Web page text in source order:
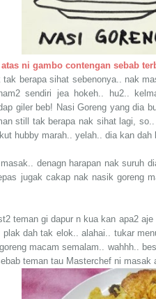
ni gambo contengan sebab
tak berapa sihat sebenonya.. nak
sendiri jea hokeh.. hu2..
giler beb! Nasi Goreng yang dia
still tak berapa nak sihat lagi,
hubby marah.. yelah.. dia kan
denagn harapan nak suruh
jugak cakap nak nasik goreng
teman gi dapur n kua kan apa2
dah tak elok.. alahai.. tukar
macam semalam.. wahhh..
teman tau Masterchef ni masak